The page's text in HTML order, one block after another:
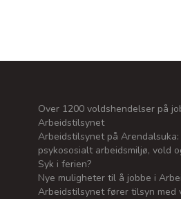
Over 1200 voldshendelser på
Arbeidstilsynet
Arbeidstilsynet på Arendalsuka:
psykososialt arbeidsmiljø, vold
Syk i ferien?
Nye muligheter til å jobbe i
Arbeidstilsynet fører tilsyn med